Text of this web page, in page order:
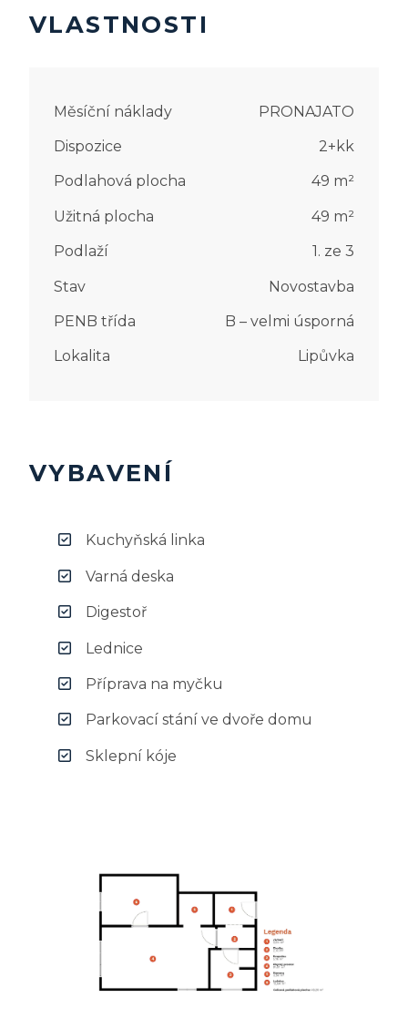
VLASTNOSTI
Měsíční náklady PRONAJATO
Dispozice 2+kk
Podlahová plocha 49 m²
Užitná plocha 49 m²
Podlaží 1. ze 3
Stav Novostavba
PENB třída B – velmi úsporná
Lokalita Lipůvka
VYBAVENÍ
Kuchyňská linka
Varná deska
Digestoř
Lednice
Příprava na myčku
Parkovací stání ve dvoře domu
Sklepní kóje